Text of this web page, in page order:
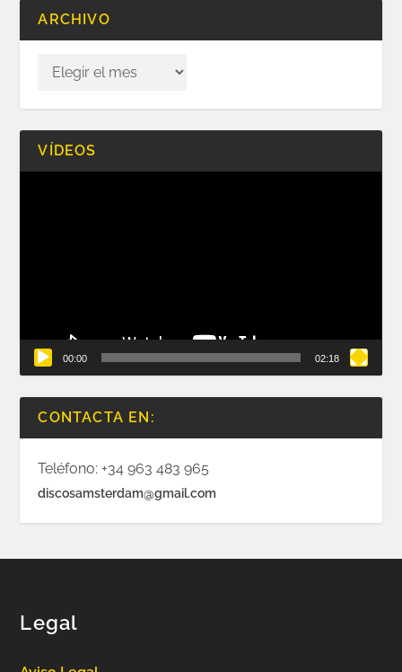
ARCHIVO
VÍDEOS
00:00 02:18
CONTACTA EN:
Teléfono: +34 963 483 965
discosamsterdam@gmail.com
Legal